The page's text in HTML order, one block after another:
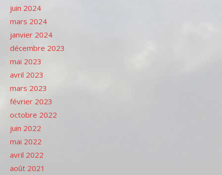
juin 2024
mars 2024
janvier 2024
décembre 2023
mai 2023
avril 2023
mars 2023
février 2023
octobre 2022
juin 2022
mai 2022
avril 2022
août 2021